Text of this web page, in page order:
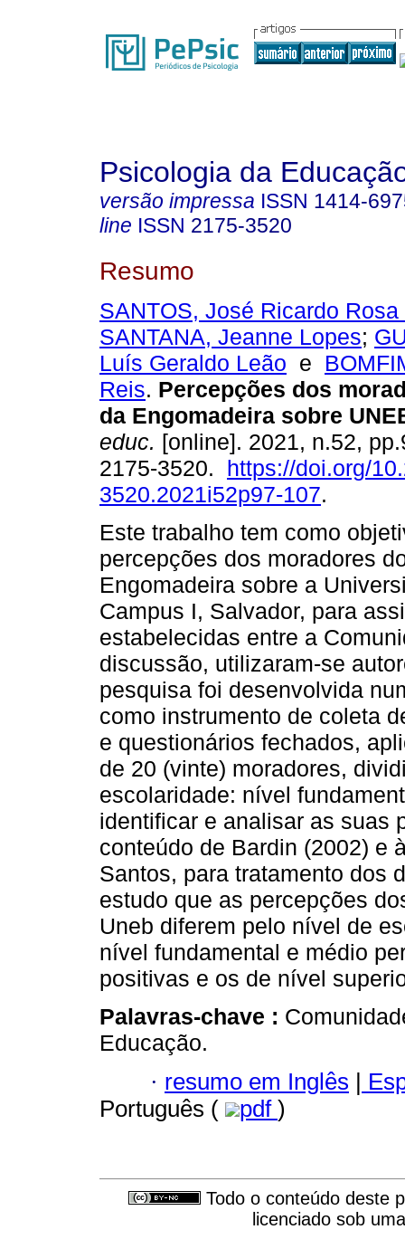
Psicologia da
versão impressa ISSN 1414-
line ISSN 2175-3520
Resumo
SANTOS, José Ricardo Rosa
SANTANA, Jeanne Lopes;
Luís Geraldo Leão e
Reis. Percepções dos
da Engomadeira sobre
educ. [online]. 2021, n.52,
2175-3520. https://doi.org/
3520.2021i52p97-107.
Este trabalho tem como
percepções dos moradores
Engomadeira sobre a
Campus I, Salvador, para
estabelecidas entre a
discussão, utilizaram-se
pesquisa foi desenvolvida
como instrumento de coleta
e questionários fechados,
de 20 (vinte) moradores,
escolaridade: nível
identificar e analisar as suas
conteúdo de Bardin (2002) e
Santos, para tratamento dos
estudo que as percepções
Uneb diferem pelo nível de
nível fundamental e médio
positivas e os de nível
Palavras-chave :
Educação.
· resumo em Inglês |
Português (
pdf )
Todo o conteúdo deste
licenciado sob